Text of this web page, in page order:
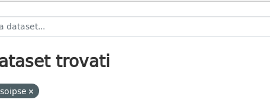
trovati